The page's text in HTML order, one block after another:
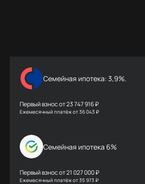
Семейная ипотека: 3,9%.
Первый взнос от23 747 916 ₽
Ежемесячный платёжот36 043 ₽
Семейная ипотека 6%
Первый взнос от21 027 000 ₽
Ежемесячный платёжот35 973 ₽